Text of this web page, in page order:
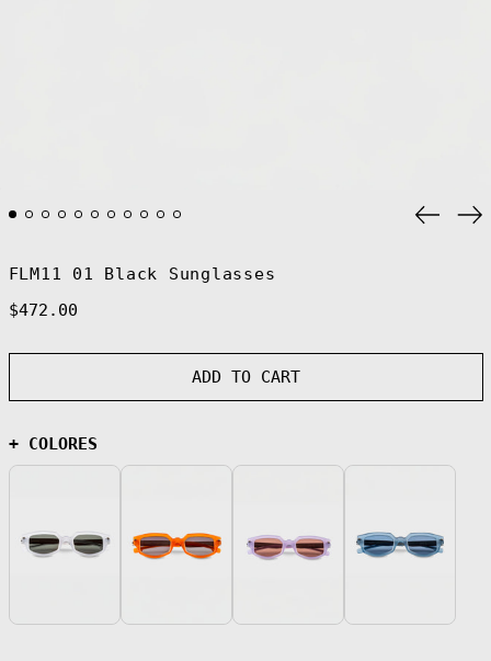
slide
FLM11 01 Black Sunglasses
Regular
$472.00
ADD TO CART
+ COLORES
(EUR €)
د.ج)
Anguilla (XCD